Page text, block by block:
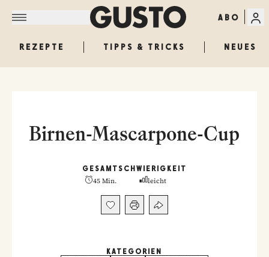
ABO
REZEPTE TIPPS & TRICKS NEUES
Birnen-Mascarpone-Cup
GESAMT
45 Min.
SCHWIERIGKEIT
leicht
KATEGORIEN